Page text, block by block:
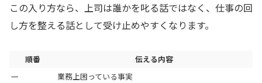
この入り方なら、上司は誰かを叱る話ではなく、仕事の回
し方を整える話として受け止めやすくなります。
順番
伝える内容
一
業務上困っている事実